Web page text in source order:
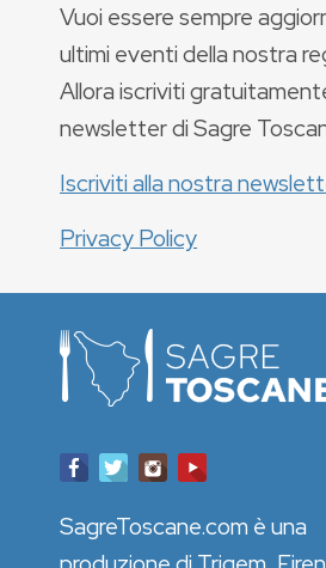
Vuoi essere sempre
ultimi eventi della nostra
Allora iscriviti
newsletter di Sagre
Iscriviti alla nostra
Privacy Policy
SagreToscane.com è una